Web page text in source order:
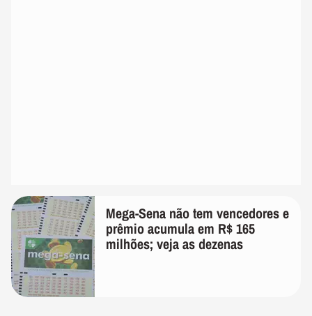
Mega-Sena não tem vencedores e
prêmio acumula em R$ 165
milhões; veja as dezenas